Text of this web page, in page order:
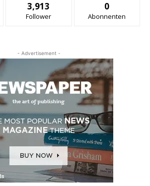
3,913
Follower
0
Abonnenten
- Advertisement -